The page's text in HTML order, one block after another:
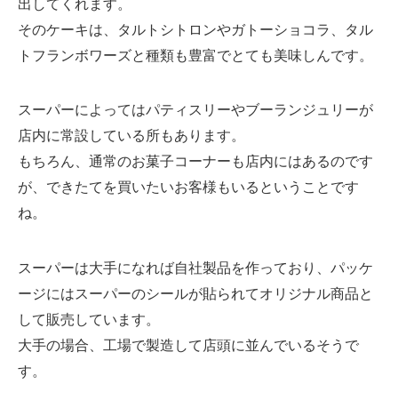
そのケーキは、タルトシトロンやガトーショコラ、タル
トフランボワーズと種類も豊富でとても美味しんです。
スーパーによってはパティスリーやブーランジュリーが
店内に常設している所もあります。
もちろん、通常のお菓子コーナーも店内にはあるのです
が、できたてを買いたいお客様もいるということです
ね。
スーパーは大手になれば自社製品を作っており、パッケ
ージにはスーパーのシールが貼られてオリジナル商品と
して販売しています。
大手の場合、工場で製造して店頭に並んでいるそうで
す。